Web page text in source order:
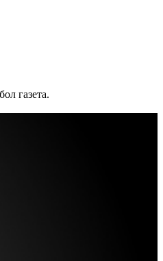
газета.